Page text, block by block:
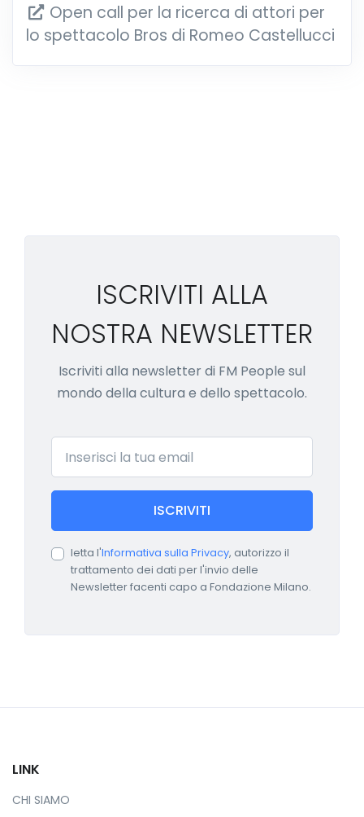
Open call per la ricerca di attori per
lo spettacolo Bros di Romeo Castellucci
ISCRIVITI ALLA
NOSTRA NEWSLETTER
Iscriviti alla newsletter di FM People sul
mondo della cultura e dello spettacolo.
Email
ISCRIVITI
letta l'Informativa sulla Privacy, autorizzo il
trattamento dei dati per l'invio delle
Newsletter facenti capo a Fondazione Milano.
LINK
CHI SIAMO